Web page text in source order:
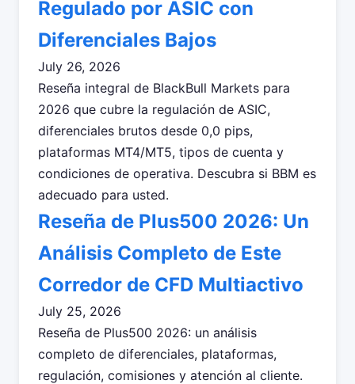
Regulado por ASIC con
Diferenciales Bajos
July 26, 2026
Reseña integral de BlackBull Markets para
2026 que cubre la regulación de ASIC,
diferenciales brutos desde 0,0 pips,
plataformas MT4/MT5, tipos de cuenta y
condiciones de operativa. Descubra si BBM es
adecuado para usted.
Reseña de Plus500 2026: Un
Análisis Completo de Este
Corredor de CFD Multiactivo
July 25, 2026
Reseña de Plus500 2026: un análisis
completo de diferenciales, plataformas,
regulación, comisiones y atención al cliente.